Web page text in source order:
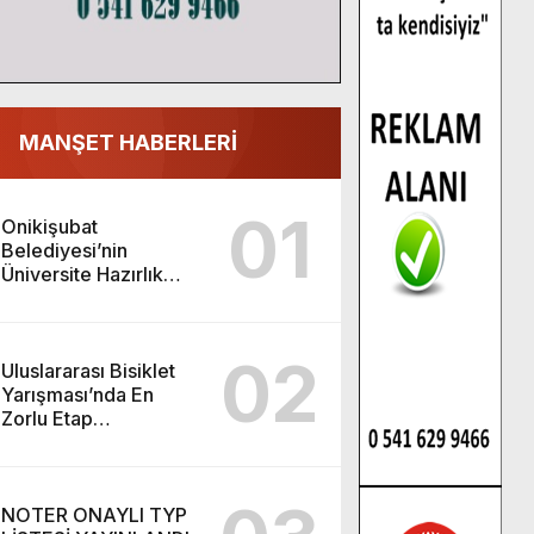
MANŞET HABERLERİ
Onikişubat
Belediyesi’nin
Üniversite Hazırlık
01
Uluslararası Bisiklet
Yarışması’nda En
Zorlu Etap
02
NOTER ONAYLI TYP